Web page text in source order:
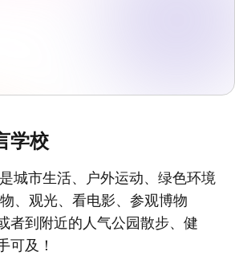
学校
城市生活、户外运动、绿色环境
、观光、看电影、参观博物
者到附近的人气公园散步、健
可及！